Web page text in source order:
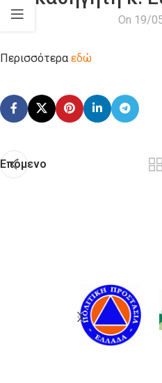
On 19/
Περισσότερα εδώ
Επόμενο